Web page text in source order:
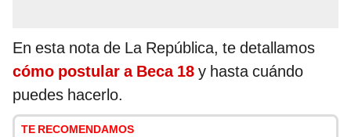
En esta nota de La República, te detallamos
cómo postular a Beca 18 y hasta cuándo
puedes hacerlo.
TE RECOMENDAMOS